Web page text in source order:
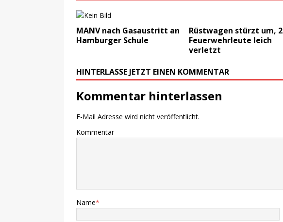
MANV nach Gasaustritt an
Hamburger Schule
Rüstwagen stürzt um, 2
Feuerwehrleute leich
verletzt
HINTERLASSE JETZT EINEN KOMMENTAR
Kommentar hinterlassen
E-Mail Adresse wird nicht veröffentlicht.
Kommentar
Name*